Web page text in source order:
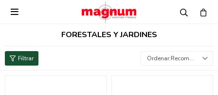

FORESTALES Y JARDINES
Recomendados